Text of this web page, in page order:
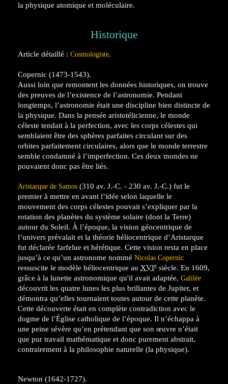
la physique atomique et moléculaire.
Historique
Article détaillé : Cosmologiste.
Copernic (1473-1543).
Aussi loin que remontent les données historiques, on trouve
des preuves de l’existence de l’astronomie. Pendant
longtemps, l’astronomie était une discipline bien distincte de
la physique. Dans la pensée aristotélicienne, le monde
céleste tendait à la perfection, avec les corps célestes qui
semblaient être des sphères parfaites circulant sur des
orbites parfaitement circulaires, alors que le monde terrestre
semble condamné à l’imperfection. Ces deux mondes ne
pouvaient donc pas être liés.
Aristarque de Samos (310 av. J.-C. - 230 av. J.-C.) fut le
premier à mettre en avant l’idée selon laquelle le
mouvement des corps célestes pouvait s’expliquer par la
rotation des planètes du système solaire (dont la Terre)
autour du Soleil. À l’époque, la vision géocentrique de
l’univers prévalait et la théorie héliocentrique d’Aristarque
fut déclarée farfelue et hérétique. Cette vision resta en place
jusqu’à ce qu’un astronome nommé Nicolas Copernic
ressuscite le modèle héliocentrique au XVIe siècle. En 1609,
grâce à la lunette astronomique qu'il avait adaptée, Galilée
découvrit les quatre lunes les plus brillantes de Jupiter, et
démontra qu’elles tournaient toutes autour de cette planète.
Cette découverte était en complète contradiction avec le
dogme de l’Église catholique de l’époque. Il n’échappa à
une peine sévère qu’en prétendant que son œuvre n’était
que pur travail mathématique et donc purement abstrait,
contrairement à la philosophie naturelle (la physique).
Newton (1642-1727).